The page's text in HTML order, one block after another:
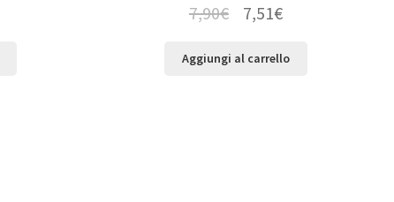
7,90€ 7,51€
Aggiungi al carrello